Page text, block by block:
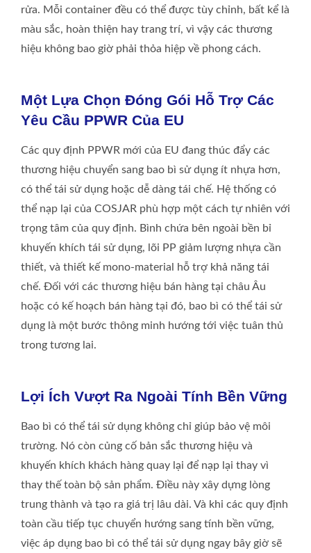
rửa. Mỗi container đều có thể được tùy chỉnh, bất kể là
màu sắc, hoàn thiện hay trang trí, vì vậy các thương
hiệu không bao giờ phải thỏa hiệp về phong cách.
Một Lựa Chọn Đóng Gói Hỗ Trợ Các
Yêu Cầu PPWR Của EU
Các quy định PPWR mới của EU đang thúc đẩy các
thương hiệu chuyển sang bao bì sử dụng ít nhựa hơn,
có thể tái sử dụng hoặc dễ dàng tái chế. Hệ thống có
thể nạp lại của COSJAR phù hợp một cách tự nhiên với
trọng tâm của quy định. Bình chứa bên ngoài bền bỉ
khuyến khích tái sử dụng, lõi PP giảm lượng nhựa cần
thiết, và thiết kế mono-material hỗ trợ khả năng tái
chế. Đối với các thương hiệu bán hàng tại châu Âu
hoặc có kế hoạch bán hàng tại đó, bao bì có thể tái sử
dụng là một bước thông minh hướng tới việc tuân thủ
trong tương lai.
Lợi Ích Vượt Ra Ngoài Tính Bền Vững
Bao bì có thể tái sử dụng không chỉ giúp bảo vệ môi
trường. Nó còn củng cố bản sắc thương hiệu và
khuyến khích khách hàng quay lại để nạp lại thay vì
thay thế toàn bộ sản phẩm. Điều này xây dựng lòng
trung thành và tạo ra giá trị lâu dài. Và khi các quy định
toàn cầu tiếp tục chuyển hướng sang tính bền vững,
việc áp dụng bao bì có thể tái sử dụng ngay bây giờ sẽ